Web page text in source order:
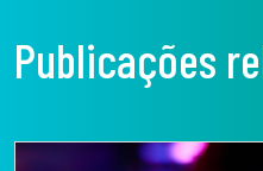
Publicações